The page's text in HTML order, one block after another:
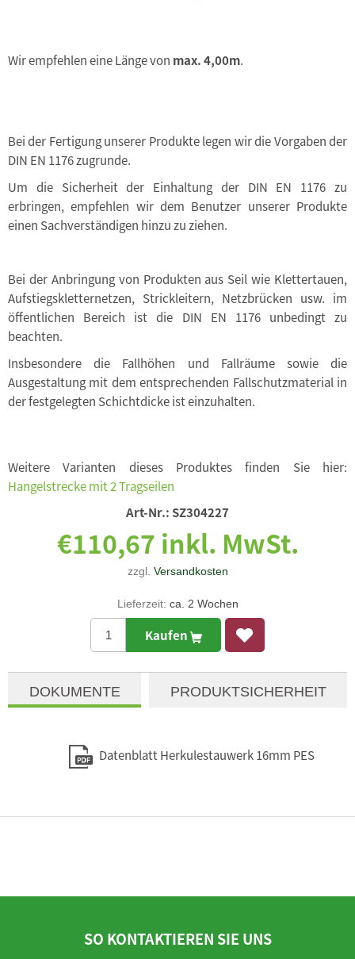
Wir empfehlen eine Länge von max. 4,00m.
Bei der Fertigung unserer Produkte legen wir die Vorgaben der
DIN EN 1176 zugrunde.
Um die Sicherheit der Einhaltung der DIN EN 1176 zu
erbringen, empfehlen wir dem Benutzer unserer Produkte
einen Sachverständigen hinzu zu ziehen.
Bei der Anbringung von Produkten aus Seil wie Klettertauen,
Aufstiegskletternetzen, Strickleitern, Netzbrücken usw. im
öffentlichen Bereich ist die DIN EN 1176 unbedingt zu
beachten.
Insbesondere die Fallhöhen und Fallräume sowie die
Ausgestaltung mit dem entsprechenden Fallschutzmaterial in
der festgelegten Schichtdicke ist einzuhalten.
Weitere Varianten dieses Produktes finden Sie hier:
Hangelstrecke mit 2 Tragseilen
Art-Nr.: SZ304227
€110,67 inkl. MwSt.
zzgl. Versandkosten
Lieferzeit: ca. 2 Wochen
Kaufen
DOKUMENTE PRODUKTSICHERHEIT
Datenblatt Herkulestauwerk 16mm PES
SO KONTAKTIEREN SIE UNS